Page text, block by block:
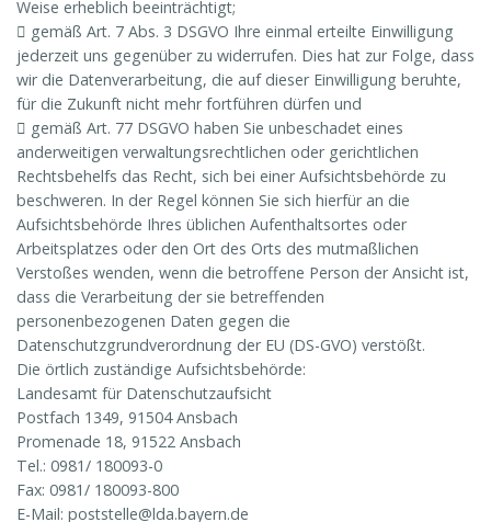
Weise erheblich beeinträchtigt;
 gemäß Art. 7 Abs. 3 DSGVO Ihre einmal erteilte Einwilligung
jederzeit uns gegenüber zu widerrufen. Dies hat zur Folge, dass
wir die Datenverarbeitung, die auf dieser Einwilligung beruhte,
für die Zukunft nicht mehr fortführen dürfen und
 gemäß Art. 77 DSGVO haben Sie unbeschadet eines
anderweitigen verwaltungsrechtlichen oder gerichtlichen
Rechtsbehelfs das Recht, sich bei einer Aufsichtsbehörde zu
beschweren. In der Regel können Sie sich hierfür an die
Aufsichtsbehörde Ihres üblichen Aufenthaltsortes oder
Arbeitsplatzes oder den Ort des Orts des mutmaßlichen
Verstoßes wenden, wenn die betroffene Person der Ansicht ist,
dass die Verarbeitung der sie betreffenden
personenbezogenen Daten gegen die
Datenschutzgrundverordnung der EU (DS-GVO) verstößt.
Die örtlich zuständige Aufsichtsbehörde:
Landesamt für Datenschutzaufsicht
Postfach 1349, 91504 Ansbach
Promenade 18, 91522 Ansbach
Tel.: 0981/ 180093-0
Fax: 0981/ 180093-800
E-Mail: poststelle@lda.bayern.de